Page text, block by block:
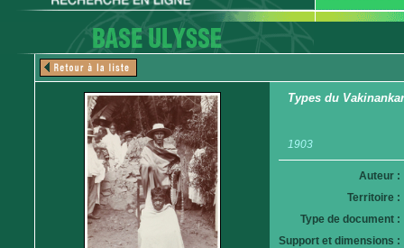
Types du
1903
Auteur :
Territoire :
Type de document :
Support et dimensions :